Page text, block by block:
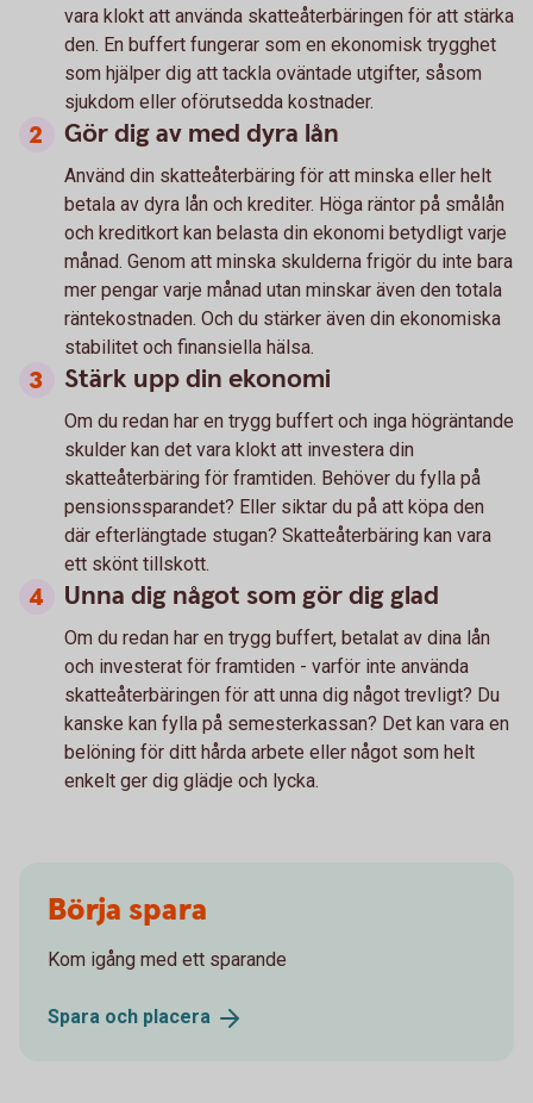
vara klokt att använda skatteåterbäringen för att stärka
den. En buffert fungerar som en ekonomisk trygghet
som hjälper dig att tackla oväntade utgifter, såsom
sjukdom eller oförutsedda kostnader.
Gör dig av med dyra lån
Använd din skatteåterbäring för att minska eller helt
betala av dyra lån och krediter. Höga räntor på smålån
och kreditkort kan belasta din ekonomi betydligt varje
månad. Genom att minska skulderna frigör du inte bara
mer pengar varje månad utan minskar även den totala
räntekostnaden. Och du stärker även din ekonomiska
stabilitet och finansiella hälsa.
Stärk upp din ekonomi
Om du redan har en trygg buffert och inga högräntande
skulder kan det vara klokt att investera din
skatteåterbäring för framtiden. Behöver du fylla på
pensionssparandet? Eller siktar du på att köpa den
där efterlängtade stugan? Skatteåterbäring kan vara
ett skönt tillskott.
Unna dig något som gör dig glad
Om du redan har en trygg buffert, betalat av dina lån
och investerat för framtiden - varför inte använda
skatteåterbäringen för att unna dig något trevligt? Du
kanske kan fylla på semesterkassan? Det kan vara en
belöning för ditt hårda arbete eller något som helt
enkelt ger dig glädje och lycka.
Börja spara
Kom igång med ett sparande
Spara och placera